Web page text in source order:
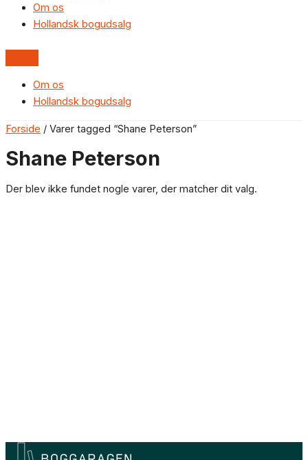
Om os
Hollandsk bogudsalg
Om os
Hollandsk bogudsalg
Forside / Varer tagged “Shane Peterson”
Shane Peterson
Der blev ikke fundet nogle varer, der matcher dit valg.